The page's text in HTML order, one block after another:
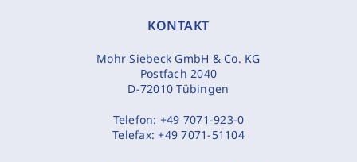
KONTAKT
Mohr Siebeck GmbH & Co. KG
Postfach 2040
D-72010 Tübingen
Telefon: +49 7071-923-0
Telefax:+49 7071-51104